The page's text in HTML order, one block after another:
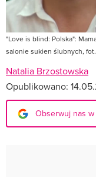
"Love is blind: Polska":
salonie sukien ślubnych,
Natalia Brzostowska
Opublikowano:
Obserwuj nas